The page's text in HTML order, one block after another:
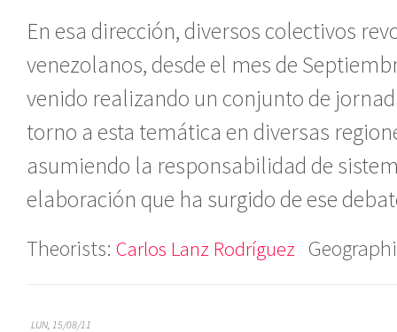
En esa dirección, diversos colectivos
venezolanos, desde el mes de
venido realizando un conjunto de
torno a esta temática en diversas
asumiendo la responsabilidad de
elaboración que ha surgido de ese
Theorists: Carlos Lanz Rodríguez
LUN, 15/08/11